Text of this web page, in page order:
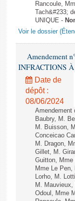
Rancoule,
Tach&#233;
UNIQUE -
Voir le dossier
Amendement
INFRACTIONS
Date de
dépôt :
08/06/2024
Amendement
Baubry, M.
M. Buisson,
Conceicao
M. Dragon,
Gillet, M.
Guitton,
Mme Le
Lorho, M.
M.
Odoul, Mme